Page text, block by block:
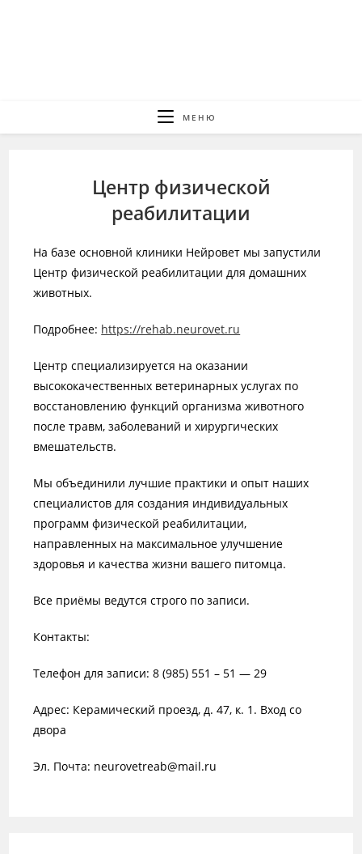
МЕНЮ
Центр физической
реабилитации
На базе основной клиники Нейровет мы запустили
Центр физической реабилитации для домашних
животных.
Подробнее: https://rehab.neurovet.ru
Центр специализируется на оказании
высококачественных ветеринарных услугах по
восстановлению функций организма животного
после травм, заболеваний и хирургических
вмешательств.
Мы объединили лучшие практики и опыт наших
специалистов для создания индивидуальных
программ физической реабилитации,
направленных на максимальное улучшение
здоровья и качества жизни вашего питомца.
Все приёмы ведутся строго по записи.
Контакты:
Телефон для записи: 8 (985) 551 – 51 — 29
Адрес: Керамический проезд, д. 47, к. 1. Вход со
двора
Эл. Почта: neurovetreab@mail.ru